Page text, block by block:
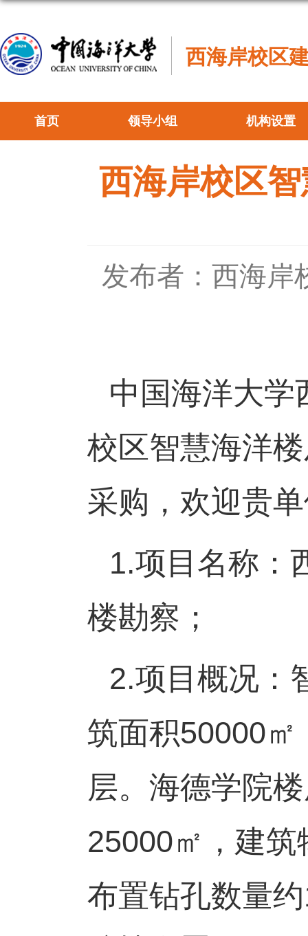
西海岸校区
首页 领导小组 机构设置
西海岸校区
发布者：西海岸
中国海洋大学
校区智慧海洋
采购，欢迎贵
1.项目名称：
楼勘察；
2.项目概况：
筑面积50000
层。海德学院
25000㎡，建筑
布置钻孔数量约